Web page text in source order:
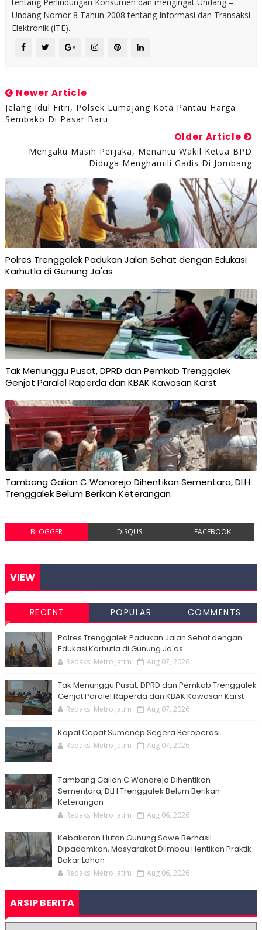
Undang Nomor 8 Tahun 2008 tentang Informasi dan Transaksi
Elektronik (ITE).
Newer Article
Jelang Idul Fitri, Polsek Lumajang Kota Pantau Harga
Sembako Di Pasar Baru
Older Article
Mengaku Masih Perjaka, Menantu Wakil Ketua BPD
Diduga Menghamili Gadis Di Jombang
Polres Trenggalek Padukan Jalan Sehat dengan Edukasi
Karhutla di Gunung Ja'as
Tak Menunggu Pusat, DPRD dan Pemkab Trenggalek
Genjot Paralel Raperda dan KBAK Kawasan Karst
Tambang Galian C Wonorejo Dihentikan Sementara, DLH
Trenggalek Belum Berikan Keterangan
BLOGGER DISQUS FACEBOOK
VIEW
RECENT POPULAR COMMENTS
Polres Trenggalek Padukan Jalan Sehat dengan
Edukasi Karhutla di Gunung Ja'as
Redaksi Metro Jatim Aug 07, 2026
Tak Menunggu Pusat, DPRD dan Pemkab Trenggalek
Genjot Paralel Raperda dan KBAK Kawasan Karst
Redaksi Metro Jatim Aug 07, 2026
Kapal Cepat Sumenep Segera Beroperasi
Redaksi Metro Jatim Aug 07, 2026
Tambang Galian C Wonorejo Dihentikan
Sementara, DLH Trenggalek Belum Berikan
Keterangan
Redaksi Metro Jatim Aug 06, 2026
Kebakaran Hutan Gunung Sawe Berhasil
Dipadamkan, Masyarakat Diimbau Hentikan Praktik
Bakar Lahan
Redaksi Metro Jatim Aug 06, 2026
ARSIP BERITA